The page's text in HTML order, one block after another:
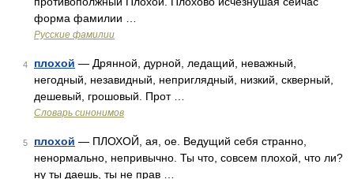
форма фамилии …
Русские фамилии
4 плохой — Дрянной, дурной, ледащий, неважный,
негодный, незавидный, неприглядный, низкий, скверный,
дешевый, грошовый. Прот …
Словарь синонимов
5 плохой — ПЛОХОЙ, ая, ое. Ведущий себя странно,
ненормально, непривычно. Ты что, совсем плохой, что ли?
ну ты даешь, ты не прав …